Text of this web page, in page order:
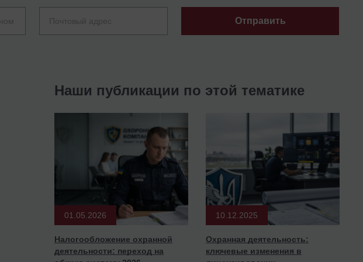
Отправить
Наши публикации по этой тематике
01.05.2026
Налогообложение охранной
деятельности: переход на
10.12.2025
Охранная деятельность:
ключевые изменения в